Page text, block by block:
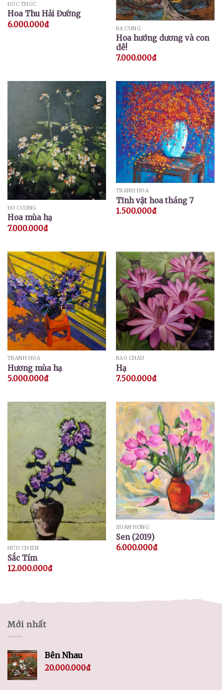
ĐỨC THỨC
Hoa Thu Hải Đường
6.000.000₫ BÁ CUNG
Hoa hướng dương và con
dê!
7.000.000₫
ĐỖ CƯỜNG
Hoa mùa hạ
7.000.000₫
TRANH HOA
Tĩnh vật hoa tháng 7
1.500.000₫
TRANH HOA
Hương mùa hạ
5.000.000₫
BẢO CHÂU
Hạ
7.500.000₫
HỮU CHIẾN
Sắc Tím
12.000.000₫
XUÂN HỒNG
Sen (2019)
6.000.000₫
Mới nhất
Bên Nhau
20.000.000₫